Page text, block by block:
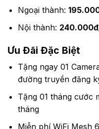
Ngoại thành:
Nội thành:
Ưu Đãi Đặc Biệt
Tặng ngay 01
đường truyền đăng
Tặng 01 tháng cước
tháng
Miễn phí WiFi Mesh